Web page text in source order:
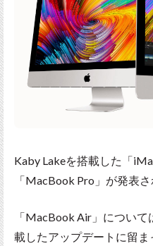
Kaby Lakeを搭載した「
「MacBook Pro」が発表さ
「MacBook Air」につい
載したアップデートに留